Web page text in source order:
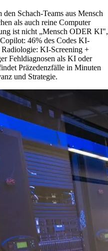
Schach-Teams aus Mensch
als auch reine Computer
ist nicht „Mensch ODER KI",
46% des Codes KI-
Radiologie: KI-Screening +
Fehldiagnosen als KI oder
Präzedenzfälle in Minuten
und Strategie.